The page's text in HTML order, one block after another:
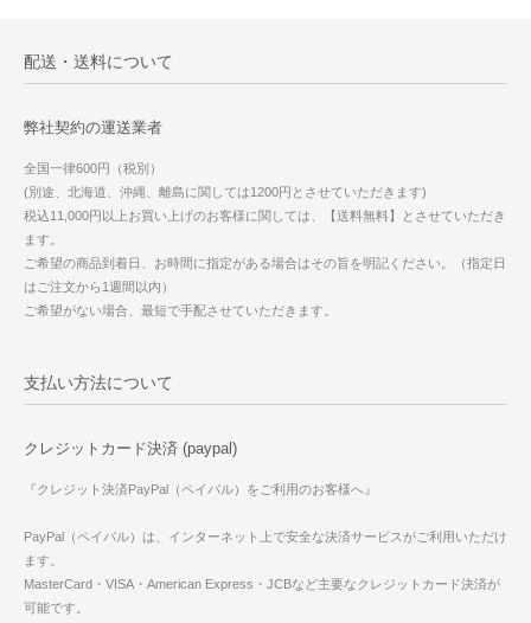
配送・送料について
弊社契約の運送業者
全国一律600円（税別）
(別途、北海道、沖縄、離島に関しては1200円とさせていただきます)
税込11,000円以上お買い上げのお客様に関しては、【送料無料】とさせていただき
ます。
ご希望の商品到着日、お時間に指定がある場合はその旨を明記ください。（指定日
はご注文から1週間以内）
ご希望がない場合、最短で手配させていただきます。
支払い方法について
クレジットカード決済 (paypal)
『クレジット決済PayPal（ペイパル）をご利用のお客様へ』
PayPal（ペイパル）は、インターネット上で安全な決済サービスがご利用いただけ
ます。
MasterCard・VISA・American Express・JCBなど主要なクレジットカード決済が
可能です。